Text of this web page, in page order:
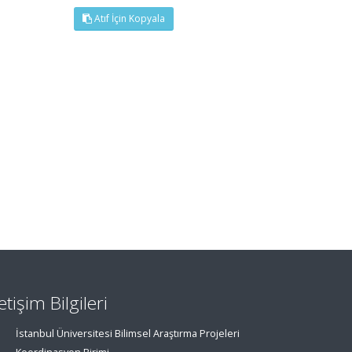
Atıf İçin Kopyala
Bilgileri
İstanbul Üniversitesi Bilimsel Araştırma Projeleri